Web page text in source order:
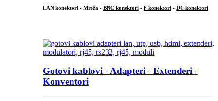
LAN konektori - Mreža - BNC konektori - F konektori - DC konektori
Gotovi kablovi - Adapteri - Extenderi -
Konventori